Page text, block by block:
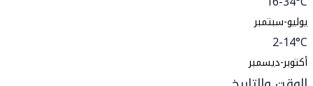
يوليو-سبتمبر
2-14°C
أكتوبر-ديسمبر